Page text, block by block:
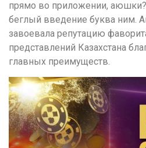
прямо во приложении,
беглый введение буква ним.
завоевала репутацию
представлений Казахстана
главных преимуществ.